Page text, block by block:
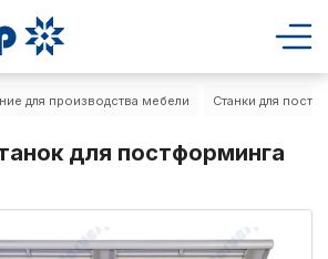
для производства мебели Cтанки для
для постформинга